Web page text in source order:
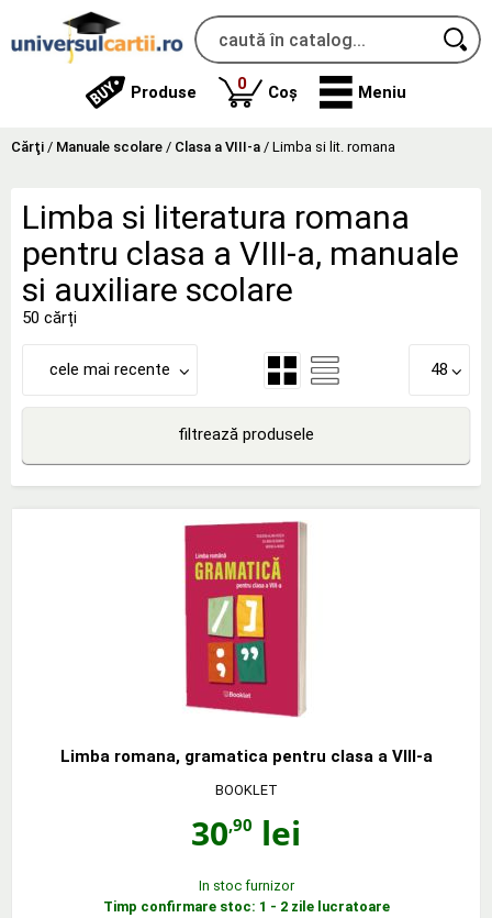
Produse 0produse
Coș Meniu
Cărţi / Manuale scolare / Clasa a VIII-a / Limba si lit. romana
Limba si literatura romana
pentru clasa a VIII-a, manuale
si auxiliare scolare
50 cărți
cele mai recente 48
filtrează produsele
Limba romana, gramatica pentru clasa a VIII-a
BOOKLET
30,90 lei
In stoc furnizor
Timp confirmare stoc: 1 - 2 zile lucratoare